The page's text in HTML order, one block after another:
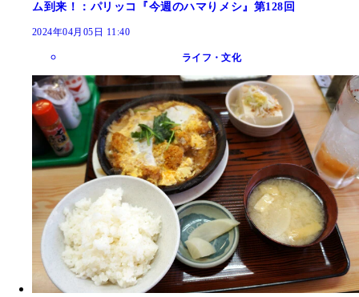
ム到来！：パリッコ『今週のハマりメシ』第128回
2024年04月05日 11:40
ライフ・文化